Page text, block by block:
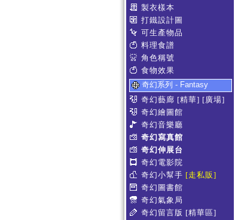
製衣樣本
打鐵設計圖
可生產物品
料理食譜
角色稱號
食物效果
奇幻系列 - Fantasy
奇幻藝廊 [精華] [廣場]
奇幻繪圖館
奇幻音樂廳
奇幻寫真館
奇幻伸展台
奇幻電影院
奇幻小幫手 [走私販]
奇幻圖書館
奇幻氣象局
奇幻留言版 [精華區]